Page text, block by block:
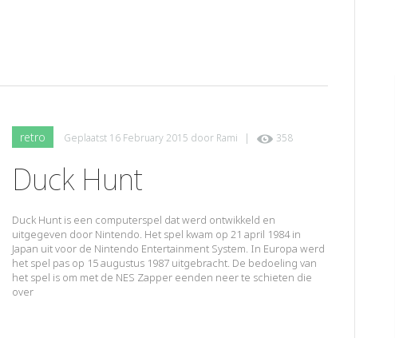
retro Geplaatst 16 February 2015 door Rami | 358
Duck Hunt
Duck Hunt is een computerspel dat werd ontwikkeld en
uitgegeven door Nintendo. Het spel kwam op 21 april 1984 in
Japan uit voor de Nintendo Entertainment System. In Europa werd
het spel pas op 15 augustus 1987 uitgebracht. De bedoeling van
het spel is om met de NES Zapper eenden neer te schieten die
over